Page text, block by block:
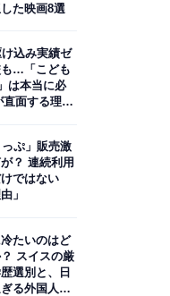
た映画8選
込み実績ゼ
も…「こども
は本当に必
面する理想
っぷ」販売激
？ 連続利用
ではない
」
冷たいのはど
スイスの厳
選別と、日
る外国人政